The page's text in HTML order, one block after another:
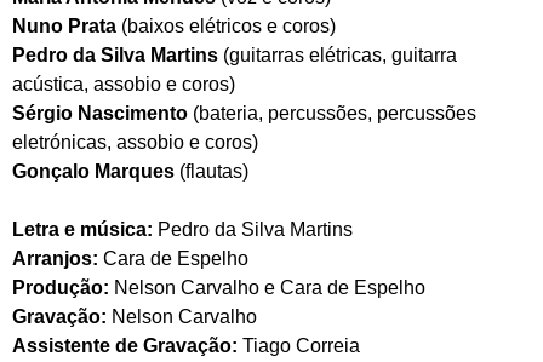
Nuno Prata (baixos elétricos e coros)
Pedro da Silva Martins (guitarras elétricas, guitarra
acústica, assobio e coros)
Sérgio Nascimento (bateria, percussões, percussões
eletrónicas, assobio e coros)
Gonçalo Marques (flautas)
Letra e música: Pedro da Silva Martins
Arranjos: Cara de Espelho
Produção: Nelson Carvalho e Cara de Espelho
Gravação: Nelson Carvalho
Assistente de Gravação: Tiago Correia